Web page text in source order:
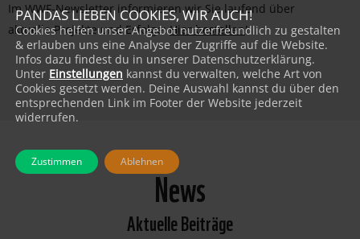
Im WWF-Newsletter informieren wir Sie laufend über
aktuelle Projekte und Erfolge:Hier bestellen!
News
Aktuelle Beiträge
PANDAS LIEBEN COOKIES, WIR AUCH!
Cookies helfen unser Angebot nutzerfreundlich zu gestalten
& erlauben uns eine Analyse der Zugriffe auf die Website.
Infos dazu findest du in unserer Datenschutzerklärung.
Unter Einstellungen kannst du verwalten, welche Art von
Cookies gesetzt werden. Deine Auswahl kannst du über den
entsprechenden Link im Footer der Website jederzeit
widerrufen.
Zustimmen Ablehnen